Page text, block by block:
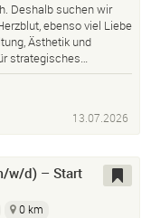
Deshalb suchen wir
ebenso viel Liebe
Ästhetik und
strategisches…
13.07.2026
w/d) – Start
0 km